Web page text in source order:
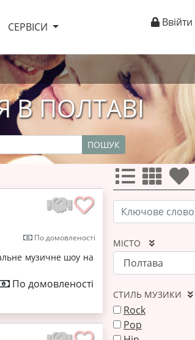
СЕРВІСИ Ввійти
В ПОЛТАВІ
ПОШУК
МІСТО
СТИЛЬ МУЗИКИ
Rock
Pop
По домовленості
музичне шоу на
По домовленості